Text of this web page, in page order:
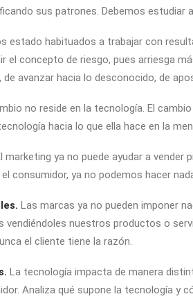
sus patrones. Debemos estudiar
estado habituados a trabajar con
el concepto de riesgo, pues arriesga
avanzar hacia lo desconocido, de
no reside en la tecnología. El
hacia lo que ella hace en la
marketing ya no puede ayudar a
consumidor, ya no podemos hacer
Las marcas ya no pueden imponer
vendiéndoles nuestros productos o
el cliente tiene la razón.
La tecnología impacta de manera
Analiza qué supone la tecnología